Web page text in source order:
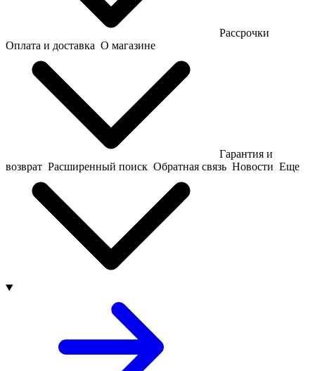
Рассрочки
Оплата и доставка О магазине
Гарантия и
возврат Расширенный поиск Обратная связь Новости Еще